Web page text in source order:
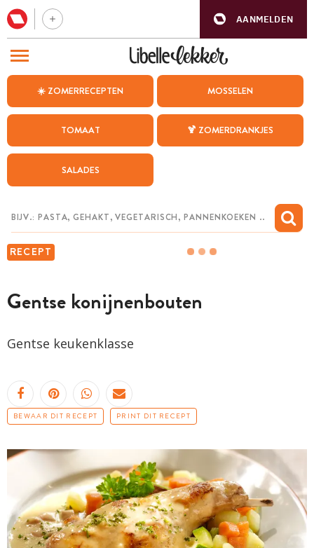
AANMELDEN
☀️ ZOMERRECEPTEN MOSSELEN
TOMAAT 🍹 ZOMERDRANKJES
SALADES
RECEPT
Gentse konijnenbouten
Gentse keukenklasse
BEWAAR DIT RECEPT PRINT DIT RECEPT
BEZOEK ONZE ANDERE WEBSITES
WEEKMENU
CHAT MET MAIA
MIJN BEWAARDE RECEPTEN